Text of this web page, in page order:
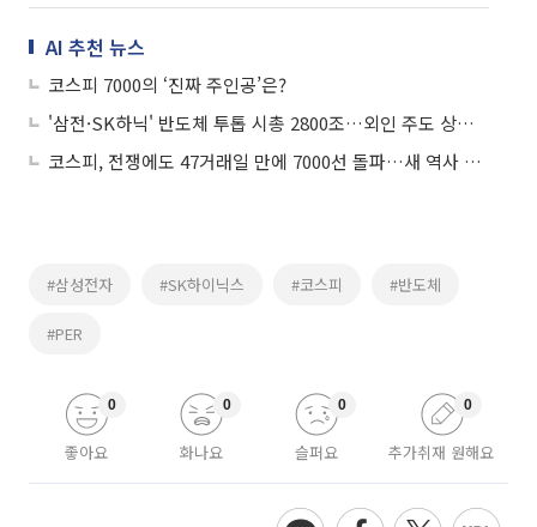
AI 추천 뉴스
코스피 7000의 ‘진짜 주인공’은?
'삼전·SK하닉' 반도체 투톱 시총 2800조…외인 주도 상승세
코스피, 전쟁에도 47거래일 만에 7000선 돌파…새 역사 쓴 韓증시
#삼성전자 #SK하이닉스 #코스피 #반도체
#PER
좋아요
0
화나요
0
슬퍼요
0
추가취재 원해요
0